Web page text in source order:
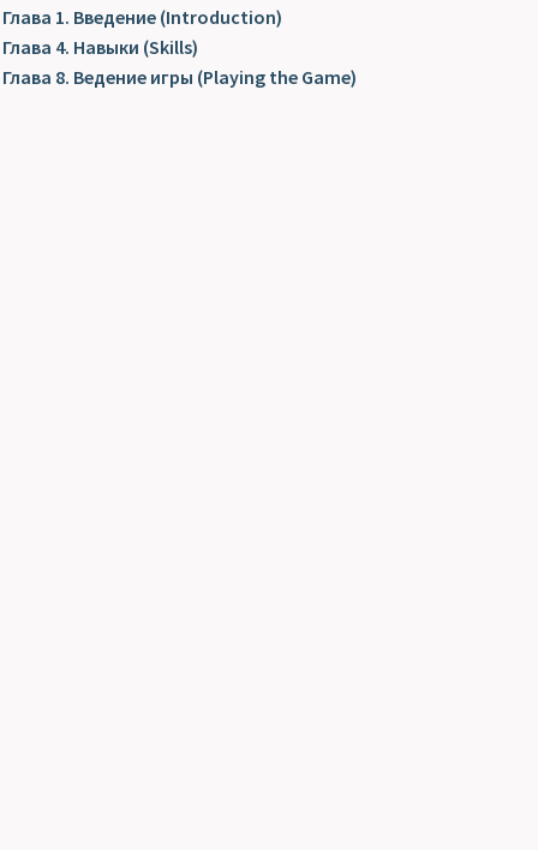
Глава 1. Введение (Introduction)
Глава 4. Навыки (Skills)
Глава 8. Ведение игры (Playing the Game)